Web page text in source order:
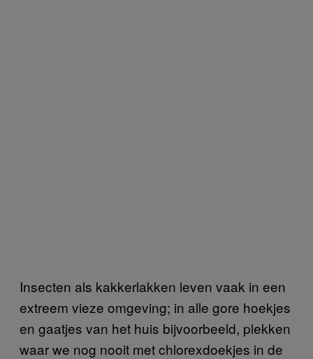
Insecten als kakkerlakken leven vaak in een
extreem vieze omgeving; in alle gore hoekjes
en gaatjes van het huis bijvoorbeeld, plekken
waar we nog nooit met chlorexdoekjes in de